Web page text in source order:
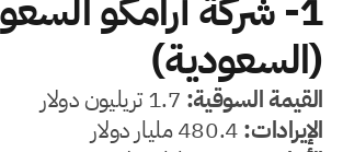
(السعودية)
القيمة السوقية:
الإيرادات: